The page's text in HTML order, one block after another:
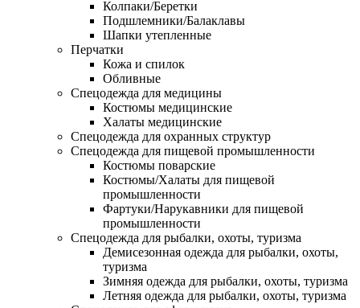
Колпаки/Беретки
Подшлемники/Балаклавы
Шапки утепленные
Перчатки
Кожа и спилок
Обливные
Спецодежда для медицины
Костюмы медицинские
Халаты медицинские
Спецодежда для охранных структур
Спецодежда для пищевой промышленности
Костюмы поварские
Костюмы/Халаты для пищевой
промышленности
Фартуки/Нарукавники для пищевой
промышленности
Спецодежда для рыбалки, охоты, туризма
Демисезонная одежда для рыбалки, охоты,
туризма
Зимняя одежда для рыбалки, охоты, туризма
Летняя одежда для рыбалки, охоты, туризма